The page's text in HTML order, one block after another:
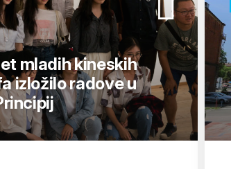
mladih kineskih
izložilo radove u